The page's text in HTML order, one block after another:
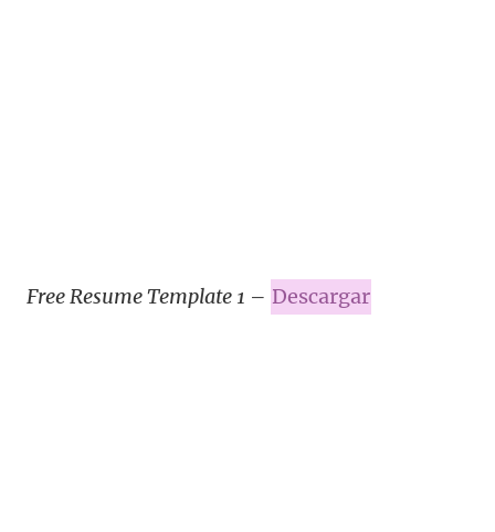
Free Resume Template 1 – Descargar